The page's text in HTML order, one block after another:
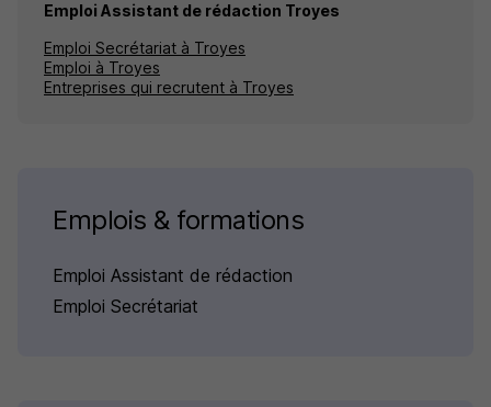
Emploi Assistant de rédaction Troyes
Emploi Secrétariat à Troyes
Emploi à Troyes
Entreprises qui recrutent à Troyes
Emplois & formations
Emploi Assistant de rédaction
Emploi Secrétariat